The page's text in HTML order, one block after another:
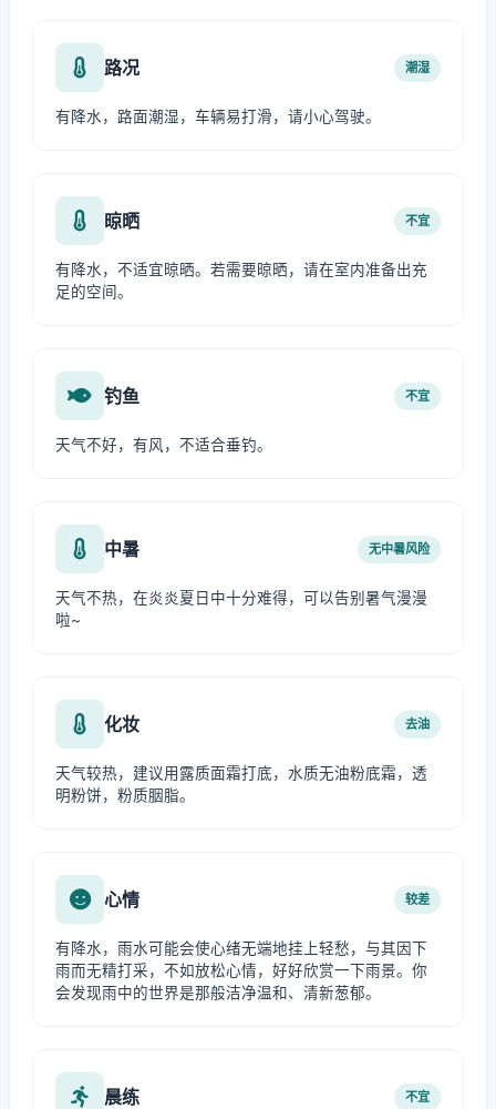
路况 潮湿
有降水，路面潮湿，车辆易打滑，请小心驾驶。
晾晒 不宜
有降水，不适宜晾晒。若需要晾晒，请在室内准备出充
足的空间。
钓鱼 不宜
天气不好，有风，不适合垂钓。
中暑 无中暑风险
天气不热，在炎炎夏日中十分难得，可以告别暑气漫漫
啦~
化妆 去油
天气较热，建议用露质面霜打底，水质无油粉底霜，透
明粉饼，粉质胭脂。
心情 较差
有降水，雨水可能会使心绪无端地挂上轻愁，与其因下
雨而无精打采，不如放松心情，好好欣赏一下雨景。你
会发现雨中的世界是那般洁净温和、清新葱郁。
晨练 不宜